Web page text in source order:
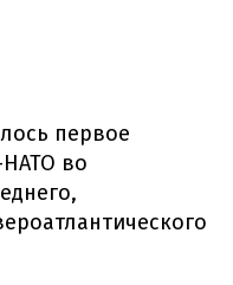
первое
НАТО во